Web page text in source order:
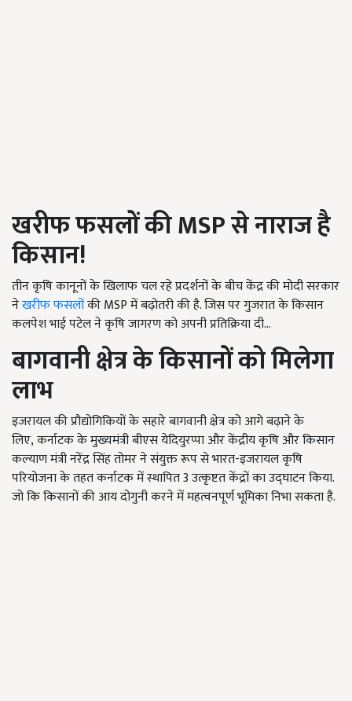
खरीफ फसलों कीMSPसे नाराज है
किसान!
तीन कृषि कानूनों के खिलाफ चल रहे प्रदर्शनों के बीच केंद्र की मोदी सरकार
नेखरीफ फसलोंकी MSP में बढ़ोतरी की है. जिस पर गुजरात के किसान
कलपेश भाई पटेल ने कृषि जागरण को अपनी प्रतिक्रिया दी...
बागवानी क्षेत्र के किसानों को मिलेगा
लाभ
इजरायल की प्रौद्योगिकियों के सहारे बागवानी क्षेत्र को आगे बढ़ाने के
लिए, कर्नाटक के मुख्यमंत्री बीएस येदियुरप्पा और केंद्रीय कृषि और किसान
कल्याण मंत्री नरेंद्र सिंह तोमर ने संयुक्त रूप से भारत-इजरायल कृषि
परियोजना के तहत कर्नाटक में स्थापित 3उत्कृष्टत केंद्रों का उद्घाटन किया.
जो कि किसानों की आय दोगुनी करने में महत्वनपूर्ण भूमिका निभा सकता है.